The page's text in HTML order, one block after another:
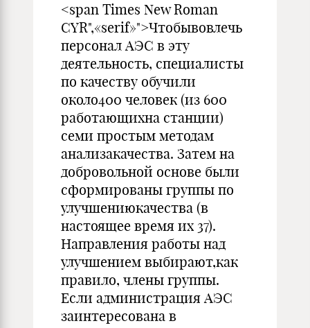
<span Times New Roman
CYR",«serif»">Чтобывовлечь
персонал АЭС в эту
деятельность, специали­сты
по качеству обучили
около400 человек (из 600
работающихна станции)
семи простым методам
анализакачества. Затем на
добровольной основе были
сформированы группы по
улучше­ниюкачества (в
настоящее время их 37).
Направления работы над
улучшением выбирают,как
правило, члены группы.
Если администрация АЭС
заинтересована в